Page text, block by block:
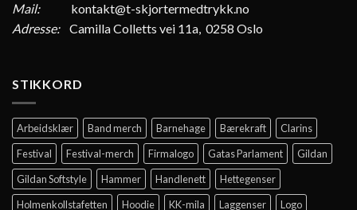
Mail:
kontakt@t-skjortermedtrykk.no
Adresse: Camilla Colletts vei 11a, 0258 Oslo
STIKKORD
Arbeidsklær Band merch Barnehage Bærekraft
Clarins
Festival
Festival-merch Firmalogo Gatas Parlament
Gildan
Gildan Softstyle
Hammer Handlenett
Hettegenser
Holmenkollstafetten
Hoodie KK-mila Laggenser Logo